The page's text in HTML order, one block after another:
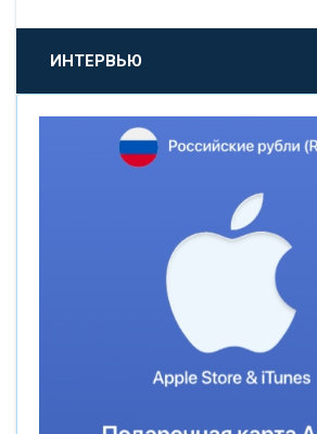
«ПРОМСВЯЗЬБАНК»
«НОВИКОМБАНК»
«ВНЕШПРОМБАНК»
«БАНК ГЛОБЭКС»
ИНТЕРВЬЮ